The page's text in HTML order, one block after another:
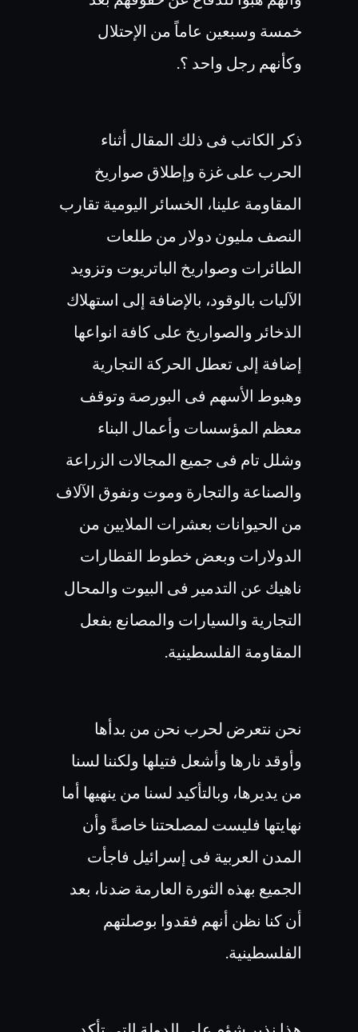
خمسة وسبعين عاماً من الإحتلال
وكأنهم رجل واحد ؟.
ذكر الكاتب فى ذلك المقال أثناء
الحرب على غزة وإطلاق صواريخ
المقاومة علينا، الخسائر اليومية تقارب
النصف مليون دولار من طلعات
الطائرات وصواريخ الباتريوت وتزويد
الآليات بالوقود، بالإضافة إلى استهلاك
الذخائر والصواريخ على كافة انواعها
إضافة إلى تعطل الحركة التجارية
وهبوط الأسهم فى البورصة وتوقف
معظم المؤسسات وأعمال البناء
وشلل تام فى جميع المجالات الزراعة
والصناعة والتجارة وموت ونفوق الآلاف
من الحيوانات بعشرات الملايين من
الدولارات وبعض خطوط القطارات
ناهيك عن التدمير فى البيوت والمحال
التجارية والسيارات والمصانع بفعل
المقاومة الفلسطينية.
نحن نتعرض لحرب نحن من بدأها
وأوقد نارها وأشعل فتيلها ولكننا لسنا
من يديرها، وبالتأكيد لسنا من ينهيها أما
نهايتها فليست لمصلحتنا خاصةً وأن
المدن العربية فى إسرائيل فاجأت
الجميع بهذه الثورة العارمة ضدنا، بعد
أن كنا نظن أنهم فقدوا بوصلتهم
الفلسطينية.